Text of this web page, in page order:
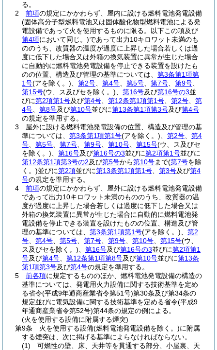
る。
2
前項の規定にかかわらず、屋内に設ける燃料電池発電設備
(固体高分子型燃料電池又は固体酸化物型燃料電池による発
電設備であって火を使用するものに限る。以下この項及び
第4項において同じ。)であって出力10キロワット未満のも
ののうち、改質器の温度が過度に上昇した場合若しくは過
度に低下した場合又は外箱の換気装置に異常が生じた場合
に自動的に燃料電池発電設備を停止できる装置を設けたも
のの位置、構造及び管理の基準については、 第3条第1項第
1号(アを除く。) 第2号 第4号 第5号 第7号 第9号
第15号(ウ、ス及びセを除く。) 第16号及び第16号の3並
びに第2項第1号及び第4号 第12条第1項第1号 第2号
第
4号
第8号及び第10号並びに第13条第1項第3号及び第4号
の規定を準用する。
3
屋外に設ける燃料電池発電設備の位置、構造及び管理の基
準については、 第3条第1項第1号(アを除く。) 第2号
第4
号
第5号 第7号 第9号 第10号 第15号(ウ、ス及びセ
を除く。)
第16号及び第16号の3並びに第2項第1号並びに
第12条第1項第3号の2及び第5号から第10号まで(第7号を除
く。)並びに第2項並びに第13条第1項第1号 第3号及び第4
号の規定を準用する。
4
前項の規定にかかわらず、屋外に設ける燃料電池発電設備
であって出力10キロワット未満のもののうち、改質器の温
度が過度に上昇した場合若しくは過度に低下した場合又は
外箱の換気装置に異常が生じた場合に自動的に燃料電池発
電設備を停止できる装置を設けたものの位置、構造及び管
理の基準については、 第3条第1項第1号(アを除く。)
第2
号
第4号 第5号 第7号 第9号 第10号 第15号(ウ、
ス及びセを除く。)
第16号及び第16号の3並びに第2項第1
号及び第4号 第12条第1項第8号及び第10号並びに第13条
第1項第3号及び第4号の規定を準用する。
5
前各項に規定するもののほか、燃料電池発電設備の構造の
基準については、発電用火力設備に関する技術基準を定め
る省令(平成9年通商産業省令第51号)第30条及び第34条の
規定並びに電気設備に関する技術基準を定める省令(平成9
年通商産業省令第52号)第44条の規定の例による。
(火を使用する設備に附属する煙突)
第9条
火を使用する設備(燃料電池発電設備を除く。)に附属
する煙突は、次に掲げる基準によらなければならない。
(1)
可燃性の壁、床、天井等を貫通する部分、小屋裏、天